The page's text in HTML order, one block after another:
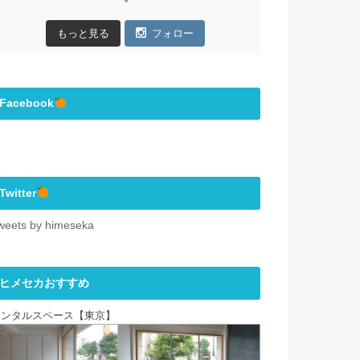
もっと見る フォロー
by himeseka
メセカおすすめ
タルスペース【東京】